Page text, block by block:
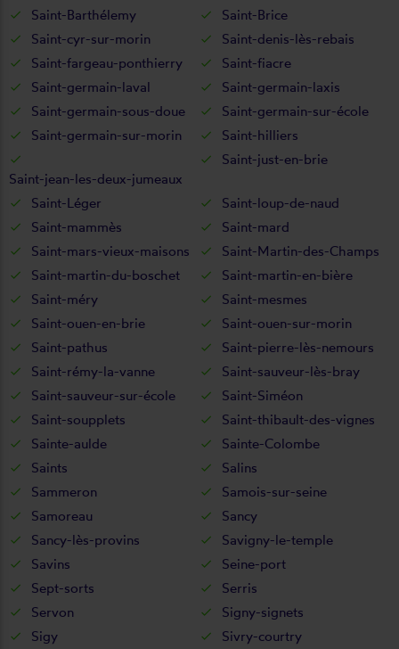
Saint-Barthélemy
Saint-Brice
Saint-cyr-sur-morin
Saint-denis-lès-rebais
Saint-fargeau-ponthierry
Saint-fiacre
Saint-germain-laval
Saint-germain-laxis
Saint-germain-sous-doue
Saint-germain-sur-école
Saint-germain-sur-morin
Saint-hilliers
Saint-jean-les-deux-jumeaux
Saint-just-en-brie
Saint-Léger
Saint-loup-de-naud
Saint-mammès
Saint-mard
Saint-mars-vieux-maisons
Saint-Martin-des-Champs
Saint-martin-du-boschet
Saint-martin-en-bière
Saint-méry
Saint-mesmes
Saint-ouen-en-brie
Saint-ouen-sur-morin
Saint-pathus
Saint-pierre-lès-nemours
Saint-rémy-la-vanne
Saint-sauveur-lès-bray
Saint-sauveur-sur-école
Saint-Siméon
Saint-soupplets
Saint-thibault-des-vignes
Sainte-aulde
Sainte-Colombe
Saints
Salins
Sammeron
Samois-sur-seine
Samoreau
Sancy
Sancy-lès-provins
Savigny-le-temple
Savins
Seine-port
Sept-sorts
Serris
Servon
Signy-signets
Sigy
Sivry-courtry